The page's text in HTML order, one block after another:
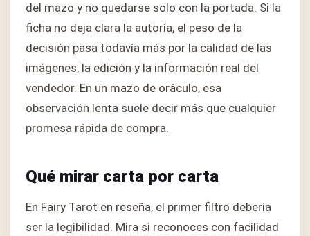
del mazo y no quedarse solo con la portada. Si la
ficha no deja clara la autoría, el peso de la
decisión pasa todavía más por la calidad de las
imágenes, la edición y la información real del
vendedor. En un mazo de oráculo, esa
observación lenta suele decir más que cualquier
promesa rápida de compra.
Qué mirar carta por carta
En Fairy Tarot en reseña, el primer filtro debería
ser la legibilidad. Mira si reconoces con facilidad